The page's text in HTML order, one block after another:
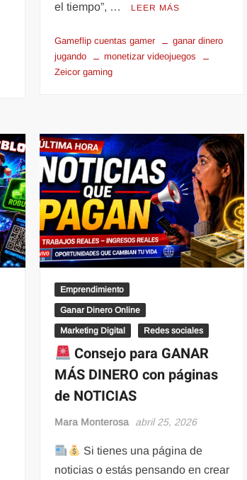
el tiempo”, …
LEER MÁS
Gameflip cuentas gamer
ganar dinero
jugando
monetizar videojuegos
Zeicor gaming
Emprendimiento
Ganar Dinero Online
Marketing Digital Redes sociales
Consejo para GANAR
MÁS DINERO con páginas
de NOTICIAS
Mara Monterosa abril 25, 2026
Si tienes una página de
noticias o estás pensando en crear